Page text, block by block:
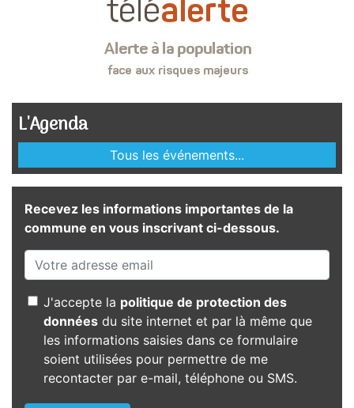
L'Agenda
Tous les événements...
Recevez les informations importantes de la
commune en vous inscrivant ci-dessous.
J'accepte la politique de protection des
données du site internet et par là même que
les informations saisies dans ce formulaire
soient utilisées pour permettre de me
recontacter par e-mail, téléphone ou SMS.